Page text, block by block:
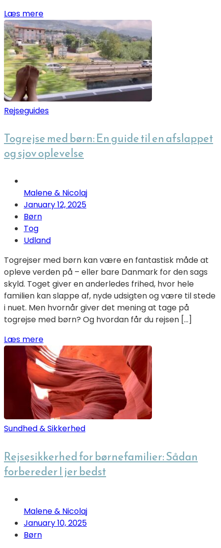
Læs mere
Rejseguides
Togrejse med børn: En guide til en afslappet
og sjov oplevelse
Malene & Nicolaj
January 12, 2025
Børn
Tog
Udland
Togrejser med børn kan være en fantastisk måde at
opleve verden på – eller bare Danmark for den sags
skyld. Toget giver en anderledes frihed, hvor hele
familien kan slappe af, nyde udsigten og være til stede
i nuet. Men hvornår giver det mening at tage på
togrejse med børn? Og hvordan får du rejsen […]
Læs mere
Sundhed & Sikkerhed
Rejsesikkerhed for børnefamilier: Sådan
forbereder I jer bedst
Malene & Nicolaj
January 10, 2025
Børn